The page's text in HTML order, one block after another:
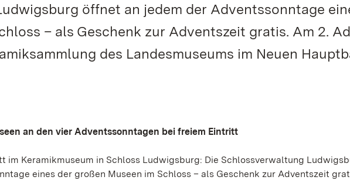
öffnet an jedem der Adventssonntage
– als Geschenk zur Adventszeit gratis. Am 2.
des Landesmuseums im Neuen
an den vier Adventssonntagen bei freiem Eintritt
im Keramikmuseum in Schloss Ludwigsburg: Die Schlossverwaltung
eines der großen Museen im Schloss – als Geschenk zur Adventszeit